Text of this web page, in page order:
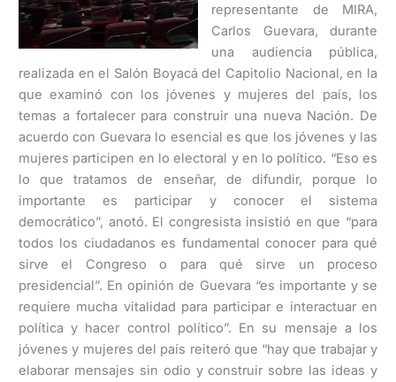
representante de MIRA,
Carlos Guevara, durante
una audiencia pública,
realizada en el Salón Boyacá del Capitolio Nacional, en la
que examinó con los jóvenes y mujeres del país, los
temas a fortalecer para construir una nueva Nación. De
acuerdo con Guevara lo esencial es que los jóvenes y las
mujeres participen en lo electoral y en lo político. “Eso es
lo que tratamos de enseñar, de difundir, porque lo
importante es participar y conocer el sistema
democrático”, anotó. El congresista insistió en que “para
todos los ciudadanos es fundamental conocer para qué
sirve el Congreso o para qué sirve un proceso
presidencial”. En opinión de Guevara “es importante y se
requiere mucha vitalidad para participar e interactuar en
política y hacer control político”. En su mensaje a los
jóvenes y mujeres del país reiteró que “hay que trabajar y
elaborar mensajes sin odio y construir sobre las ideas y